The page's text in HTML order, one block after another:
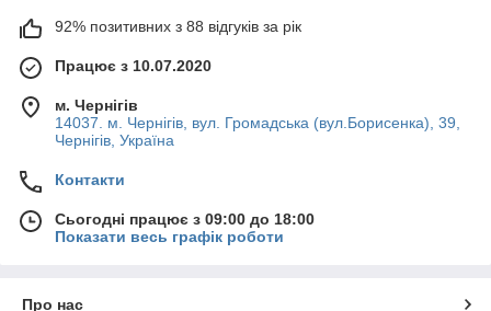
92% позитивних з 88 відгуків за рік
Працює з 10.07.2020
м. Чернігів
14037. м. Чернігів, вул. Громадська (вул.Борисенка), 39,
Чернігів, Україна
Контакти
Сьогодні працює з 09:00 до 18:00
Показати весь графік роботи
Про нас